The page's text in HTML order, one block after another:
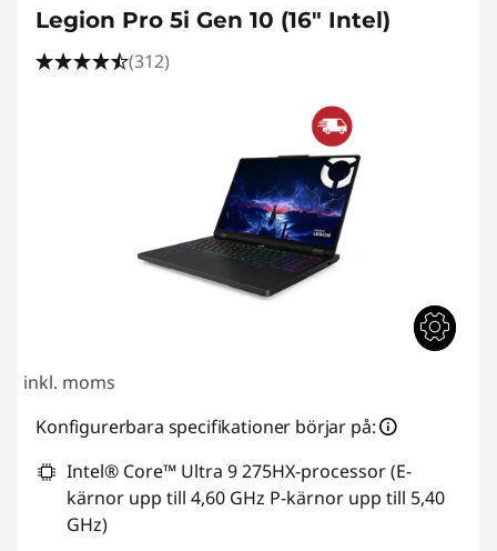
Legion Pro 5i Gen 10 (16" Intel)
(312)
inkl. moms
Konfigurerbara specifikationer börjar på:
Intel® Core™ Ultra 9 275HX-processor (E-
kärnor upp till 4,60 GHz P-kärnor upp till 5,40
GHz)